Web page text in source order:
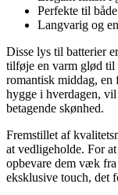
Perfekte til
Langvarig og
Disse lys til batterier
tilføje en varm glød til
romantisk middag, en
hygge i hverdagen,
betagende skønhed.
Fremstillet af
at vedligeholde. For
opbevare dem væk
eksklusive touch, det